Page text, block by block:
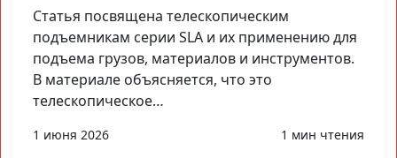
Статья посвящена телескопическим
подъемникам серии SLA и их применению для
подъема грузов, материалов и инструментов.
В материале объясняется, что это
телескопическое…
1 июня 2026 1 мин чтения